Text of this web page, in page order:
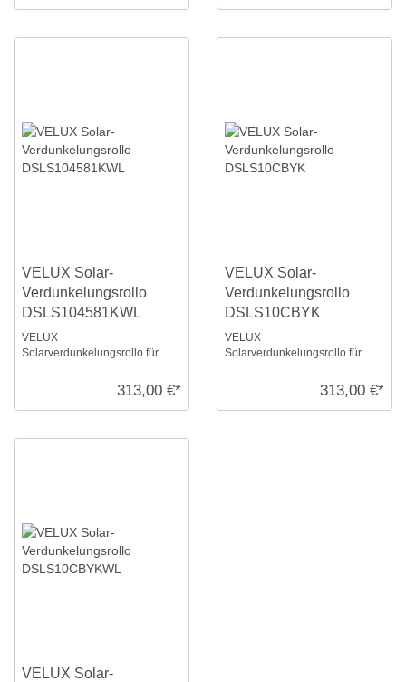
VELUX Solar-
Verdunkelungsrollo
DSLS104581KWL
VELUX
Solarverdunkelungsrollo für
weiße Schiene, io-homecontrol
313,00 €*
VELUX Solar-
Verdunkelungsrollo
DSLS10CBYK
VELUX
Solarverdunkelungsrollo für
you!, alu Schiene, io-313,00 €*
VELUX Solar-